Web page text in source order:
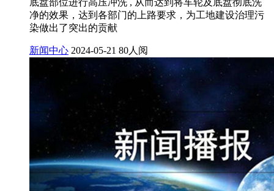
净的效果，达到各部门的上路要求，为工地建设治理污
染做出了突出的贡献
新闻中心 2024-05-21 80人阅